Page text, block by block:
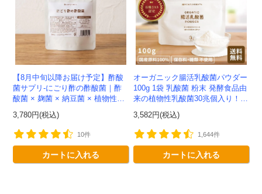
【8月中旬以降お届け予定】酢酸
菌サプリ-にごり酢の酢酸菌｜酢
酸菌 × 麹菌 × 納豆菌 × 植物性乳
ま屋-【送料無料】*メ...
3,780円(税込)
10件
カートに入れる
オーガニック腸活乳酸菌パウダー
100g 1袋 乳酸菌 粉末 発酵食品由
来の植物性乳酸菌30兆個入り！有
料】 *メ...
3,582円(税込)
1,644件
カートに入れる